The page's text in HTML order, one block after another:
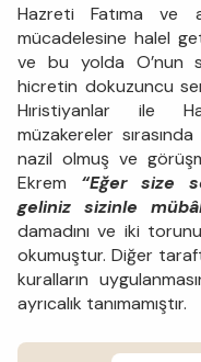
Hazreti Fatıma ve
mücadelesine halel
ve bu yolda O’nun
hicretin dokuzuncu
Hıristiyanlar ile
müzakereler
nazil olmuş ve
Ekrem “Eğer size
geliniz sizinle
damadını ve iki
okumuştur. Diğer
kuralların
ayrıcalık tanımamıştır.